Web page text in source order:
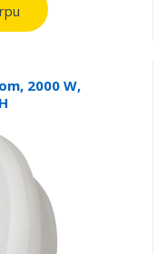
2000 W,